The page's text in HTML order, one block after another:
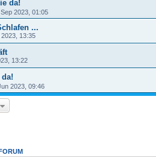
da!
2023, 01:05
...
13:35
13:22
2023, 09:46